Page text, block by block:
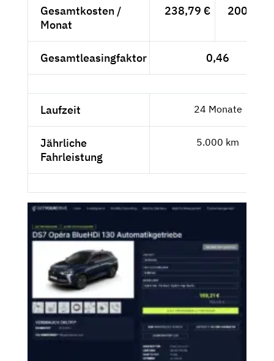
Gesamtkosten /
Monat
238,79 € 200,67 €
Gesamtleasingfaktor 0,46
Laufzeit 24 Monate
Jährliche
Fahrleistung
5.000 km